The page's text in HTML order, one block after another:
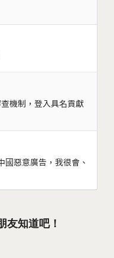
機制，登入具名貢獻
惡意廣告，我很會、
友知道吧！